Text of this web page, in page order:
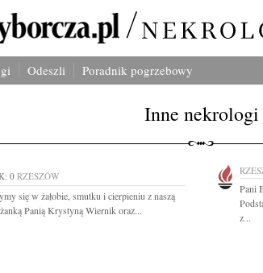
Odeszli Poradnik pogrzebowy
Inne nekrologi
0RZESZÓW
się w żałobie, smutku i cierpieniu z naszą
Panią Krystyną Wiernik oraz...
Pani
z...